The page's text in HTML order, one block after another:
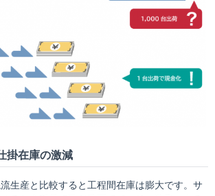
掛在庫の激減
生産と比較すると工程間在庫は膨大です。サ